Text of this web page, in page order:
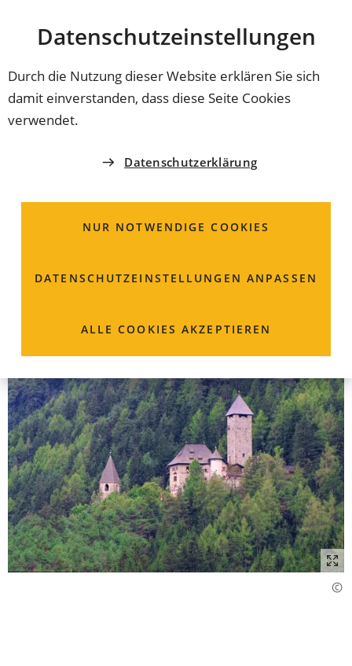
Datenschutz­einstellungen
Durch die Nutzung dieser Website erklären Sie sich
damit einverstanden, dass diese Seite Cookies
verwendet.
Datenschutzerklärung
NUR NOTWENDIGE COOKIES
DATENSCHUTZ­EINSTELLUNGEN ANPASSEN
ALLE COOKIES AKZEPTIEREN
INHALT ANSPRINGEN
Coburg
STÄDTEPARTNERSCHAFTEN
reichen in die prähistorische Zeit zurück. Der sonnig
neben Geschichte eine ganze Reihe von Attraktionen